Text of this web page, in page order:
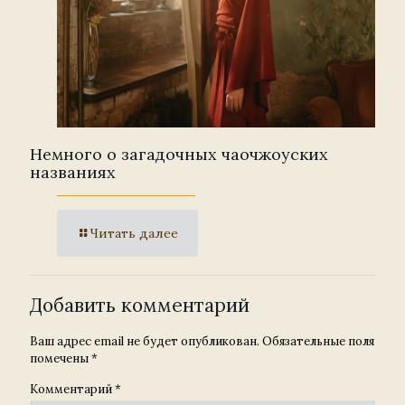
Немного о загадочных чаочжоуских
названиях
Читать далее
Добавить комментарий
Ваш адрес email не будет опубликован. Обязательные поля
помечены*
Комментарий*